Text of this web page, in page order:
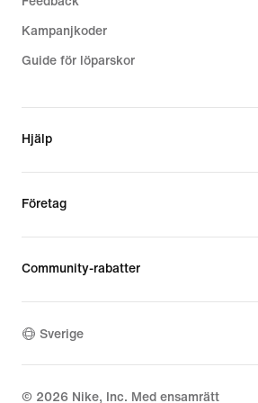
Kampanjkoder
Guide för löparskor
Hjälp
Företag
Community-rabatter
Sverige
© 2026 Nike, Inc. Med ensamrätt